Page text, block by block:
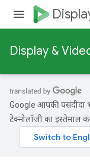
Display &
Google आपकी पसंदीदा
टेक्नोलॉजी का इस्तेमाल